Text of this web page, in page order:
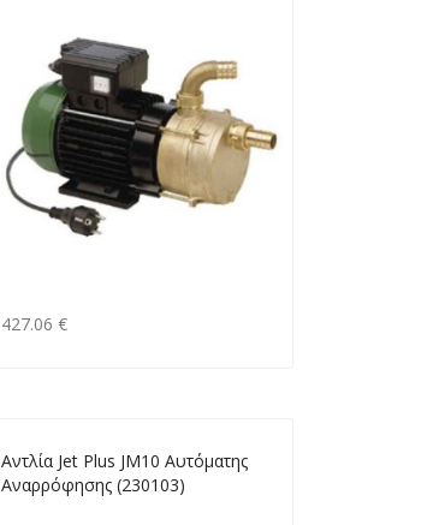
427.06 €
Αντλία Jet Plus JM10 Αυτόματης
Αναρρόφησης (230103)